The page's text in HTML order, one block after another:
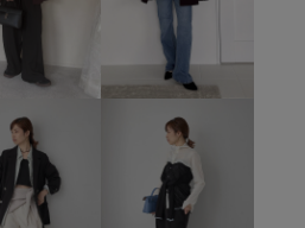
ーラードジャケット
シューズ サンダル
BVH36210 BVS16120
26officecasual 3色展開
VIS_2026SS_POLO2